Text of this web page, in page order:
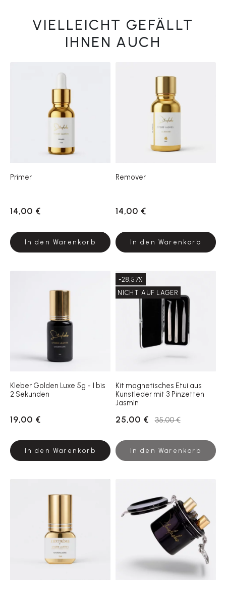
VIELLEICHT GEFÄLLT
IHNEN AUCH
Primer
14,00 €
In den Warenkorb
Remover
14,00 €
In den Warenkorb
Kleber Golden Luxe 5g - 1 bis
2 Sekunden
19,00 €
In den Warenkorb
Kit magnetisches Etui aus
Kunstleder mit 3 Pinzetten
Jasmin
25,00 € 35,00 €
In den Warenkorb
-28,57%
NICHT AUF LAGER